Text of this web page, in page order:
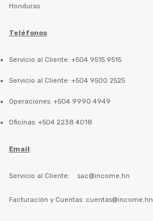
Honduras
Teléfonos:
Servicio al Cliente: +504 9515 9515
Servicio al Cliente: +504 9500 2525
Operaciones: +504 9990 4949
Oficinas: +504 2238 4018
Email:
Servicio al Cliente: sac@income.hn
Facturación y Cuentas: cuentas@income.hn